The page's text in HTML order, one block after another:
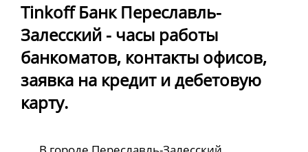
Tinkoff Банк Переславль-
Залесский - часы работы
банкоматов, контакты офисов,
заявка на кредит и дебетовую
карту.